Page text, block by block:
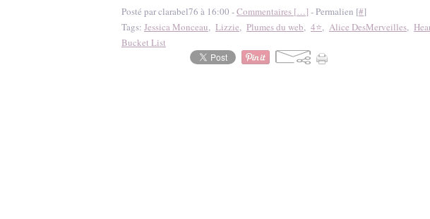
Posté par clarabel76 à 16:00 -Commentaires […] - Permalien [#]
Tags: Jessica Monceau, Lizzie, Plumes du web, 4⭐, Alice DesMerveilles,
Bucket List